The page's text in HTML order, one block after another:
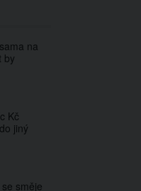
na
by
Kč
jiný
směje